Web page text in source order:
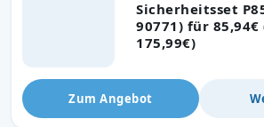
Sicherheitsset
90771) für
175,99€)
Zum Angebot